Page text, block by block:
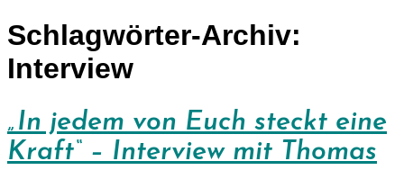
Schlagwörter-Archiv:
Interview
„In jedem von Euch steckt eine
Kraft“ – Interview mit Thomas